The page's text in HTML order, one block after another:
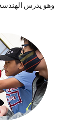
وهو يدرس